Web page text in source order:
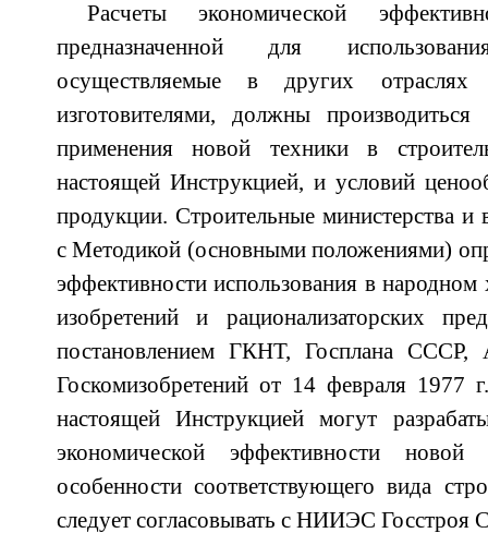
Расчеты экономической
предназначенной для
осуществляемые в других
изготовителями, должны
применения новой техники в
настоящей Инструкцией, и условий
продукции. Строительные министерства и
с Методикой (основными положениями)
эффективности использования в народном
изобретений и рационализаторских
постановлением ГКНТ, Госплана
Госкомизобретений от 14 февраля
настоящей Инструкцией могут
экономической эффективности
особенности соответствующего вида
следует согласовывать с НИИЭС Госстроя